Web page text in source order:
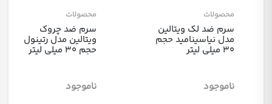
محصولات
سرم ضد لک ویتالین
مدل نیاسینامید حجم
30 میلی لیتر
ناموجود
محصولات
سرم ضد چروک
ویتالین مدل رتینول
حجم 30 میلی لیتر
ناموجود